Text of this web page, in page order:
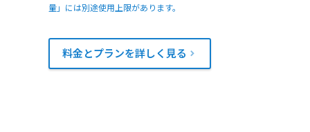
量」には別途使用上限があります。
料金とプランを詳しく見る